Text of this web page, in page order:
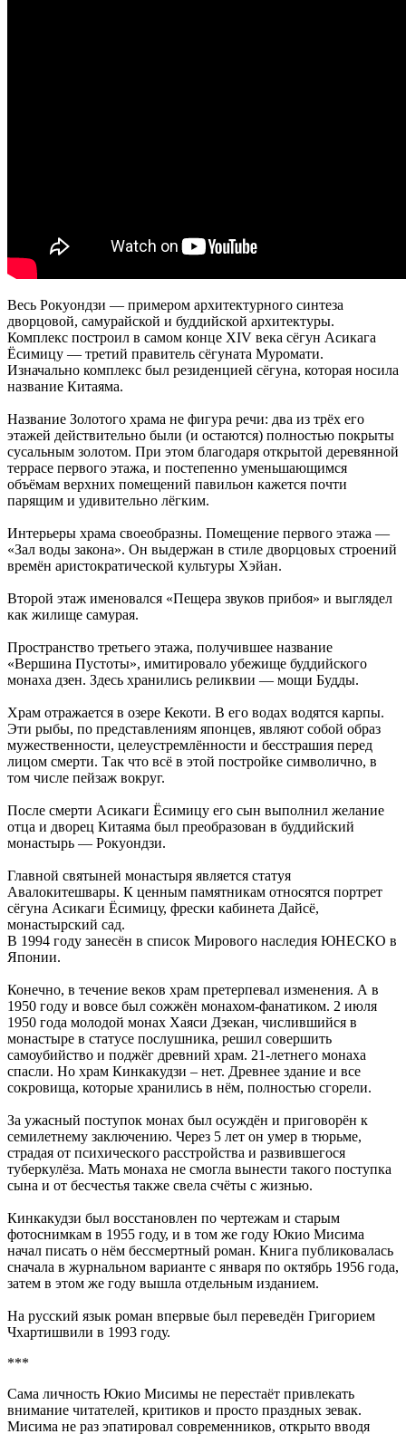
Весь Рокуондзи — примером архитектурного синтеза
дворцовой, самурайской и буддийской архитектуры.
Комплекс построил в самом конце XIV века сёгун Асикага
Ёсимицу — третий правитель сёгуната Муромати.
Изначально комплекс был резиденцией сёгуна, которая носила
название Китаяма.
Название Золотого храма не фигура речи: два из трёх его
этажей действительно были (и остаются) полностью покрыты
сусальным золотом. При этом благодаря открытой деревянной
террасе первого этажа, и постепенно уменьшающимся
объёмам верхних помещений павильон кажется почти
парящим и удивительно лёгким.
Интерьеры храма своеобразны. Помещение первого этажа —
«Зал воды закона». Он выдержан в стиле дворцовых строений
времён аристократической культуры Хэйан.
Второй этаж именовался «Пещера звуков прибоя» и выглядел
как жилище самурая.
Пространство третьего этажа, получившее название
«Вершина Пустоты», имитировало убежище буддийского
монаха дзен. Здесь хранились реликвии — мощи Будды.
Храм отражается в озере Кекоти. В его водах водятся карпы.
Эти рыбы, по представлениям японцев, являют собой образ
мужественности, целеустремлённости и бесстрашия перед
лицом смерти. Так что всё в этой постройке символично, в
том числе пейзаж вокруг.
После смерти Асикаги Ёсимицу его сын выполнил желание
отца и дворец Китаяма был преобразован в буддийский
монастырь — Рокуондзи.
Главной святыней монастыря является статуя
Авалокитешвары. К ценным памятникам относятся портрет
сёгуна Асикаги Ёсимицу, фрески кабинета Дайсё,
монастырский сад.
В 1994 году занесён в список Мирового наследия ЮНЕСКО в
Японии.
Конечно, в течение веков храм претерпевал изменения. А в
1950 году и вовсе был сожжён монахом-фанатиком. 2 июля
1950 года молодой монах Хаяси Дзекан, числившийся в
монастыре в статусе послушника, решил совершить
самоубийство и поджёг древний храм. 21-летнего монаха
спасли. Но храм Кинкакудзи – нет. Древнее здание и все
сокровища, которые хранились в нём, полностью сгорели.
За ужасный поступок монах был осуждён и приговорён к
семилетнему заключению. Через 5 лет он умер в тюрьме,
страдая от психического расстройства и развившегося
туберкулёза. Мать монаха не смогла вынести такого поступка
сына и от бесчестья также свела счёты с жизнью.
Кинкакудзи был восстановлен по чертежам и старым
фотоснимкам в 1955 году, и в том же году Юкио Мисима
начал писать о нём бессмертный роман. Книга публиковалась
сначала в журнальном варианте с января по октябрь 1956 года,
затем в этом же году вышла отдельным изданием.
На русский язык роман впервые был переведён Григорием
Чхартишвили в 1993 году.
***
Сама личность Юкио Мисимы не перестаёт привлекать
внимание читателей, критиков и просто праздных зевак.
Мисима не раз эпатировал современников, открыто вводя